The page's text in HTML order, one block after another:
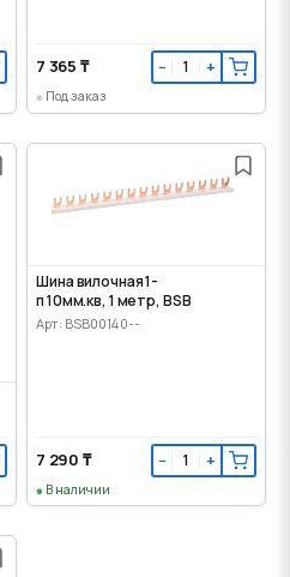
7 365 ₸ − +
Под заказ
Шина вилочная 1-
п 10мм.кв, 1 метр, BSB
Арт: BSB00140--
7 290 ₸ − +
В наличии